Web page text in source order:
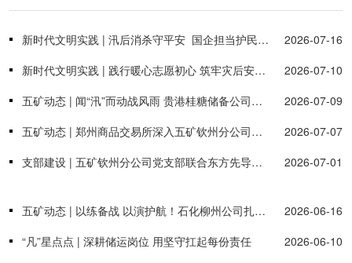
新时代文明实践 | 汛后消杀守平安 国企担当护民生——广西五矿集团“红灯笼”志愿服务队开展灾后防疫消杀助力家园重建
2026-07-16
新时代文明实践 | 践行暖心志愿初心 筑牢灾后安全屏障——五矿集团“红灯笼”志愿服务队钦州分公司分队全力攻坚台风灾后整治工作
2026-07-10
五矿动态 | 闻“汛”而动战风雨 贵港桂糖储备公司筑牢仓储安全防线
2026-07-09
五矿动态 | 郑州商品交易所深入五矿钦州分公司调研白糖仓储交割工作 赋能糖业交割建设
2026-07-07
支部建设 | 五矿钦州分公司党支部联合东方先导（广西）糖酒有限公司开展“实景研学忆峥嵘 同心共建庆‘七一’”主题党日活动
2026-07-01
五矿动态 | 以练备战 以演护航！石化柳州公司扎实开展2026年生产安全事故综合应急预案演练
2026-06-16
“凡”星点点 | 深耕储运岗位 用坚守扛起每份责任
2026-06-10